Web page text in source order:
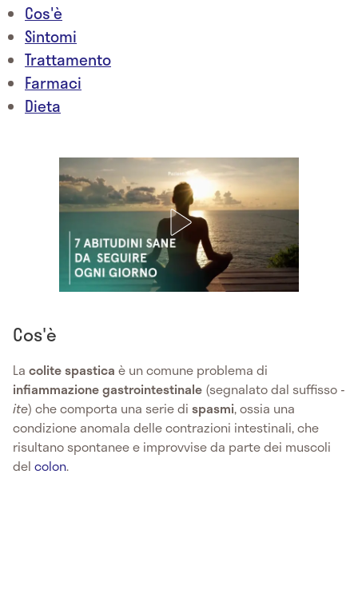
Cos'è
Sintomi
Trattamento
Farmaci
Dieta
Cos'è
La colite spastica è un comune problema di
infiammazione gastrointestinale (segnalato dal suffisso -
ite) che comporta una serie di spasmi, ossia una
condizione anomala delle contrazioni intestinali, che
risultano spontanee e improvvise da parte dei muscoli
del colon.